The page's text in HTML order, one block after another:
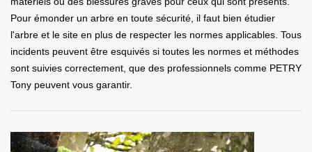
Pour émonder un arbre en toute sécurité, il faut bien étudier
l'arbre et le site en plus de respecter les normes applicables. Tous
incidents peuvent être esquivés si toutes les normes et méthodes
sont suivies correctement, que des professionnels comme PETRY
Tony peuvent vous garantir.